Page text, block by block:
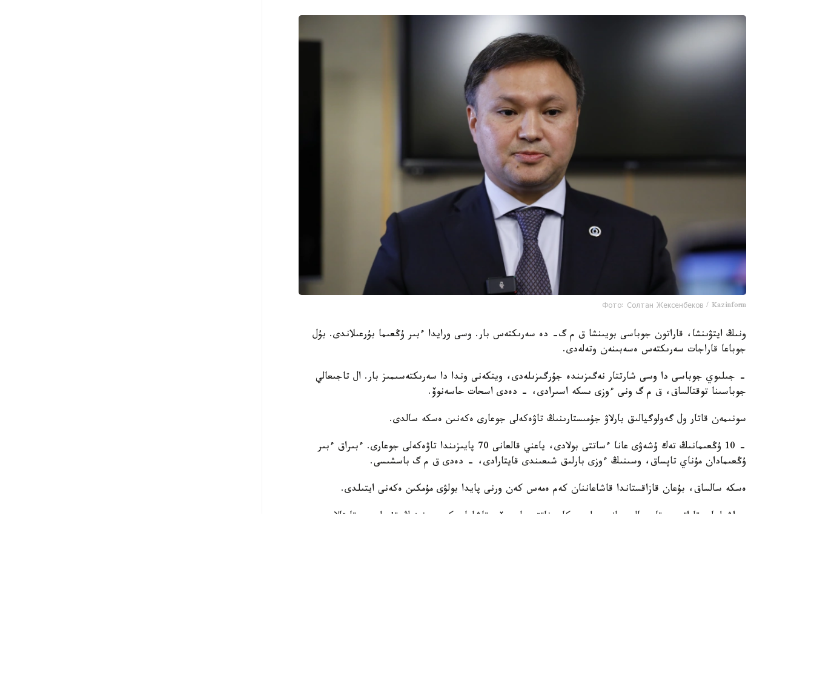
Фото: Солтан Жексенбеков / Kazinform
ونىڭ ايتۋىنشا، قاراتون جوباسى بويىنشا ق م گ- دە سەرىكتەس بار. وسى ورايدا ءبىر ۇڭعىما بۇرعىلاندى. بۇل
جوباعا قاراجات سەرىكتەس ەسەبىنەن وتەلەدى.
- جىلىوي جوباسى دا وسى شارتتار نەگىزىندە جۇرگىزىلەدى، ويتكەنى وندا دا سەرىكتەسىمىز بار. ال تاجىعالي
جوباسىنا توقتالساق، ق م گ ونى ءوزى ىسكە اسىرادى، - دەدى اسحات حاسەنوۆ.
سونىمەن قاتار ول گەولوگيالىق بارلاۋ جۇمىستارىنىڭ تاۋەكەلى جوعارى ەكەنىن ەسكە سالدى.
- 10 ۇڭعىمانىڭ تەك ۇشەۋى عانا ءساتتى بولادى، ياعني قالعانى 70 پايىزىندا تاۋەكەلى جوعارى. ءبىراق ءبىر
ۇڭعىمادان مۇناي تاپساق، وسىنىڭ ءوزى بارلىق شىعىندى قايتارادى، - دەدى ق م گ باسشىسى.
ەسكە سالساق، بۇعان قازاقستاندا قاشاعاننان كەم ەمەس كەن ورنى پايدا بولۋى مۇمكىن ەكەنى ايتىلدى.
- اشىلعان قاراتون، قاجىعالي جانە جىلىوي كاربوناتتى ماسسيۆى قاشاعان كەن ورنىنىڭ قۇرىلىمىن قايتالايدى.